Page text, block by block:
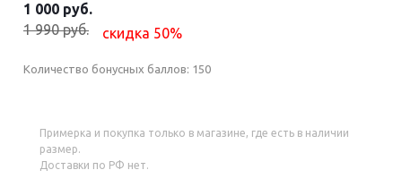
1 000 руб.
1 990 руб.
скидка 50%
Количество бонусных баллов: 150
Примерка и покупка только в магазине, где есть в наличии
размер.
Доставки по РФ нет.